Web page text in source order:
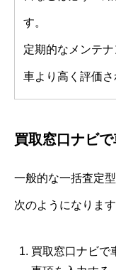
す。
定期的なメンテ
車より高く評価さ
買取窓口ナビ
一般的な一括査定
次のようになります
買取窓口ナビで